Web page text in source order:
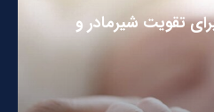
تقویت شیرمادر و